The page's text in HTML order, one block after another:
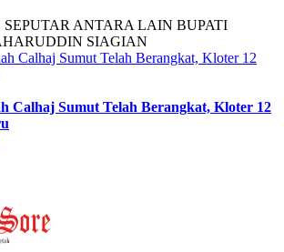
ANTARA LAIN BUPATI
SIAGIAN
Calhaj Sumut Telah Berangkat, Kloter 12